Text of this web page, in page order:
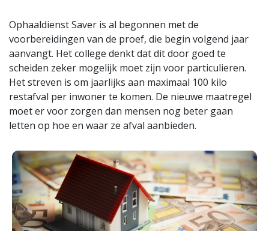
Ophaaldienst Saver is al begonnen met de
voorbereidingen van de proef, die begin volgend jaar
aanvangt. Het college denkt dat dit door goed te
scheiden zeker mogelijk moet zijn voor particulieren.
Het streven is om jaarlijks aan maximaal 100 kilo
restafval per inwoner te komen. De nieuwe maatregel
moet er voor zorgen dan mensen nog beter gaan
letten op hoe en waar ze afval aanbieden.